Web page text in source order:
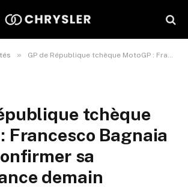
» GP de République tchèque MotoGP : Francesco Bagnaia espère confirmer sa performance demain
tchèque
Francesco Bagnaia
sa
demain